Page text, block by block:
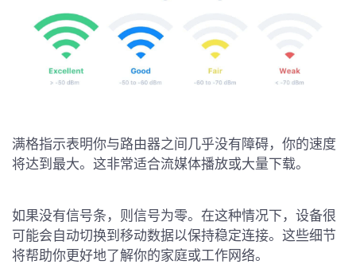
满格指示表明你与路由器之间几乎没有障碍，你的速度
将达到最大。这非常适合流媒体播放或大量下载。
如果没有信号条，则信号为零。在这种情况下，设备很
可能会自动切换到移动数据以保持稳定连接。这些细节
将帮助你更好地了解你的家庭或工作网络。